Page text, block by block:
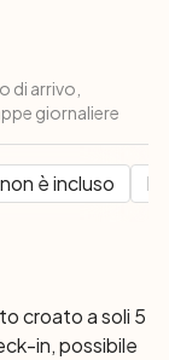
di arrivo,
giornaliere
è incluso
croato a soli 5
in, possibile